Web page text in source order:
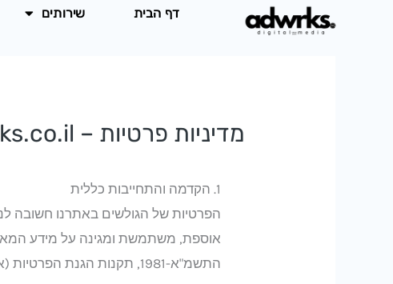
דף הבית שירותים
מדיניות פרטיות – adwrks.co.il
1. הקדמה והתחייבות כללית
הפרטיות של הגולשים באתרנו חשובה
אוספת, משתמשת ומגינה על מידע
התשמ"א-1981, תקנות הגנת הפרטיות (אבטחת מידע), התשע"ז-2017, וכן בהתאם לתיקון 13 לחוק.